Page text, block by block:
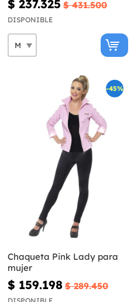
$ 237.325 $ 431.500
DISPONIBLE
-45%
Chaqueta Pink Lady para
mujer
$ 159.198 $ 289.450